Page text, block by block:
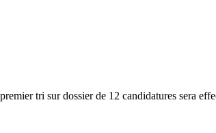
tri sur dossier de 12 candidatures sera